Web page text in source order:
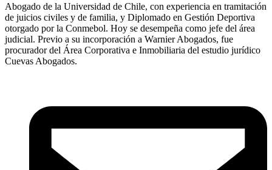
Abogado de la Universidad de Chile, con experiencia en tramitación
de juicios civiles y de familia, y Diplomado en Gestión Deportiva
otorgado por la Conmebol. Hoy se desempeña como jefe del área
judicial. Previo a su incorporación a Warnier Abogados, fue
procurador del Área Corporativa e Inmobiliaria del estudio jurídico
Cuevas Abogados.